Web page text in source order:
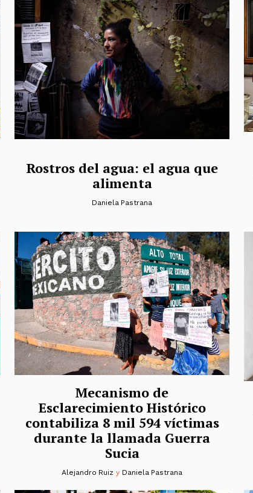
Rostros del agua: el agua que
alimenta
Daniela Pastrana
Mecanismo de
Esclarecimiento Histórico
contabiliza 8 mil 594 víctimas
durante la llamada Guerra
Sucia
Alejandro Ruiz y Daniela Pastrana